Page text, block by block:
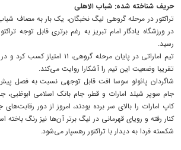
حریف شناخته شده: شباب الاهلی
تراکتور در مرحله گروهی لیگ نخبگان، یک بار به مصاف
در ورزشگاه یادگار امام تبریز به رغم برتری قابل توجه
رسید.
تیم اماراتی در پایان مرحله
تقریبا وضعیت این تیم را آشکارا روایت می‌کند.
شاگردان پائولو سوسا افت قابل توجهی نسبت به فصل
جام سوپر شیلد امارات و قطر، جام بانک اسلامی
کاپ امارات را بالای سر برده بودند، امروز از دور
کنار رفته و رویای قهرمانی در لیگ برتر آن‌ها نیز رنگ باخته
شکسته فردا به دیدار با تراکتور رهسپار می‌شود.